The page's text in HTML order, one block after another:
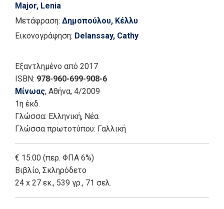
Major, Lenia
Μετάφραση: Δημοπούλου, Κέλλυ
Εικονογράφηση: Delanssay, Cathy
Εξαντλημένο από 2017
ISBN: 978-960-699-908-6
Μίνωας, Αθήνα, 4/2009
1η έκδ.
Γλώσσα: Ελληνική, Νέα
Γλώσσα πρωτοτύπου: Γαλλική
€ 15.00 (περ. ΦΠΑ 6%)
Βιβλίο, Σκληρόδετο
24 x 27 εκ., 539 γρ., 71 σελ.